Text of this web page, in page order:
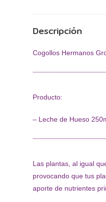
Descripción
Cogollos Hermanos
Producto:
– Leche de Hueso
Las plantas, al igual
provocando que tus
aporte de nutrientes